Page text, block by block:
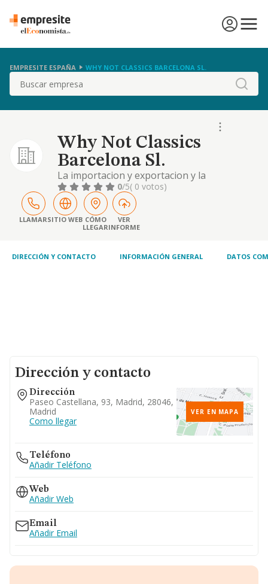
EMPRESITE ESPAÑA WHY NOT CLASSICS BARCELONA SL.
Buscar
Why Not Classics
Barcelona Sl.
La importacion y exportacion y la
compraventa al por mayor y al por menor de
vehiculos nuevos o usados por cuenta
propia, asi como por cuenta de terceros. la
intermediacion en el comercio de vehiculos
nuevos o usados
0/5( 0 votos)
LLAMARSITIO WEB CÓMO
LLEGAR
VER
INFORME
DIRECCIÓN Y CONTACTO INFORMACIÓN GENERAL DATOS
Dirección y contacto
Dirección
Paseo Castellana, 93, Madrid, 28046,
Madrid
Como llegar
VER EN MAPA
Teléfono
Añadir Teléfono
Web
Añadir Web
Email
Añadir Email